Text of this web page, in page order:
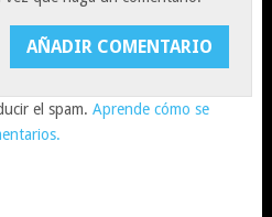
el spam. Aprende cómo se